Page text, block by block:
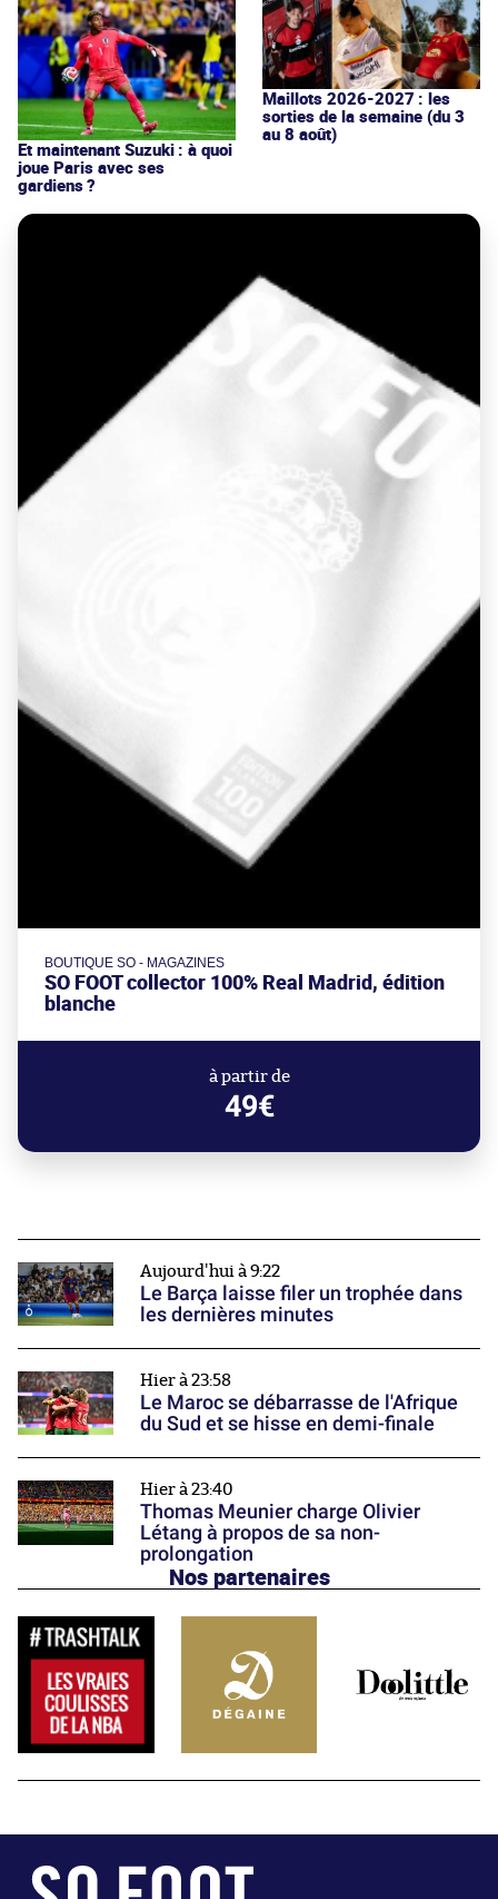
Et maintenant Suzuki : à quoi
joue Paris avec ses
gardiens ?
Maillots 2026-2027 : les
sorties de la semaine (du 3
au 8 août)
BOUTIQUE SO - MAGAZINES
SO FOOT collector 100% Real Madrid, édition
blanche
à partir de
49€
Aujourd'hui à 9:22
Le Barça laisse filer un trophée dans
les dernières minutes
Hier à 23:58
Le Maroc se débarrasse de l'Afrique
du Sud et se hisse en demi-finale
Hier à 23:40
Thomas Meunier charge Olivier
Létang à propos de sa non-
prolongation
Nos partenaires